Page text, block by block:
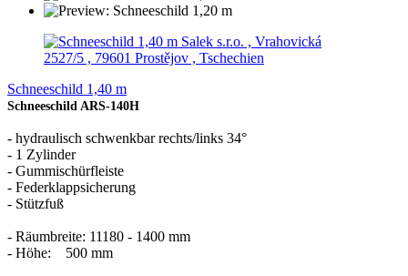
Salek s.r.o. , Vrahovická
2527/5 , 79601 Prostějov , Tschechien
Schneeschild 1,40 m
Schneeschild ARS-140H
- hydraulisch schwenkbar rechts/links 34°
- 1 Zylinder
- Gummischürfleiste
- Federklappsicherung
- Stützfuß
- Räumbreite: 11180 - 1400 mm
- Höhe: 500 mm